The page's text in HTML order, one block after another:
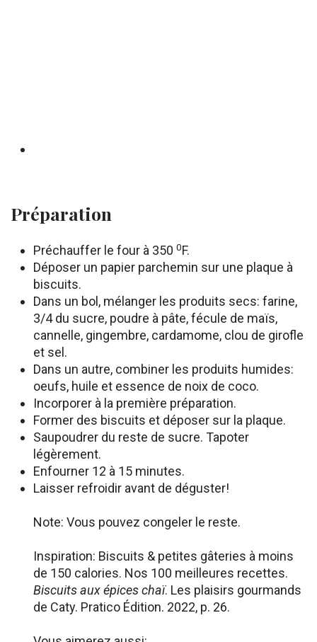
Préparation
Préchauffer le four à 350 0F.
Déposer un papier parchemin sur une plaque à
biscuits.
Dans un bol, mélanger les produits secs: farine,
3/4 du sucre, poudre à pâte, fécule de maïs,
cannelle, gingembre, cardamome, clou de girofle
et sel.
Dans un autre, combiner les produits humides:
oeufs, huile et essence de noix de coco.
Incorporer à la première préparation.
Former des biscuits et déposer sur la plaque.
Saupoudrer du reste de sucre. Tapoter
légèrement.
Enfourner 12 à 15 minutes.
Laisser refroidir avant de déguster!
Note: Vous pouvez congeler le reste.
Inspiration: Biscuits & petites gâteries à moins
de 150 calories. Nos 100 meilleures recettes.
Biscuits aux épices chaï. Les plaisirs gourmands
de Caty. Pratico Édition. 2022, p. 26.